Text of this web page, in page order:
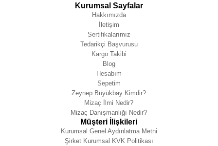
Kurumsal Sayfalar
Hakkımızda
İletişim
Sertifikalarımız
Tedarikçi Başvurusu
Kargo Takibi
Blog
Hesabım
Sepetim
Zeynep Büyükbay Kimdir?
Mizaç İlmi Nedir?
Mizaç Danışmanlığı Nedir?
Müşteri İlişkileri
Kurumsal Genel Aydınlatma Metni
Şirket Kurumsal KVK Politikası